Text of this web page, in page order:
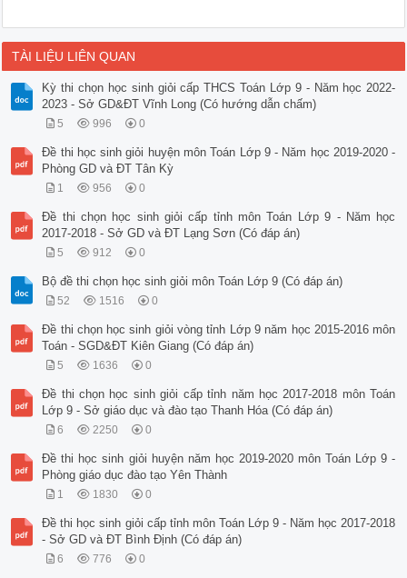
TÀI LIỆU LIÊN QUAN
Kỳ thi chọn học sinh giỏi cấp THCS Toán Lớp 9 - Năm học 2022-
2023 - Sở GD&ĐT Vĩnh Long (Có hướng dẫn chấm)
5 996 0
Đề thi học sinh giỏi huyện môn Toán Lớp 9 - Năm học 2019-2020 -
Phòng GD và ĐT Tân Kỳ
1 956 0
Đề thi chọn học sinh giỏi cấp tỉnh môn Toán Lớp 9 - Năm học
2017-2018 - Sở GD và ĐT Lạng Sơn (Có đáp án)
5 912 0
Bộ đề thi chọn học sinh giỏi môn Toán Lớp 9 (Có đáp án)
52 1516 0
Đề thi chọn học sinh giỏi vòng tỉnh Lớp 9 năm học 2015-2016 môn
Toán - SGD&ĐT Kiên Giang (Có đáp án)
5 1636 0
Đề thi chọn học sinh giỏi cấp tỉnh năm học 2017-2018 môn Toán
Lớp 9 - Sở giáo dục và đào tạo Thanh Hóa (Có đáp án)
6 2250 0
Đề thi học sinh giỏi huyện năm học 2019-2020 môn Toán Lớp 9 -
Phòng giáo dục đào tạo Yên Thành
1 1830 0
Đề thi học sinh giỏi cấp tỉnh môn Toán Lớp 9 - Năm học 2017-2018
- Sở GD và ĐT Bình Định (Có đáp án)
6 776 0